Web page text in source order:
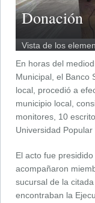
Donación
Vista de los
En horas del
Municipal, el Banco
local, procedió a
municipio local,
monitores, 10
Universidad Popular
El acto fue
acompañaron
sucursal de la
encontraban la